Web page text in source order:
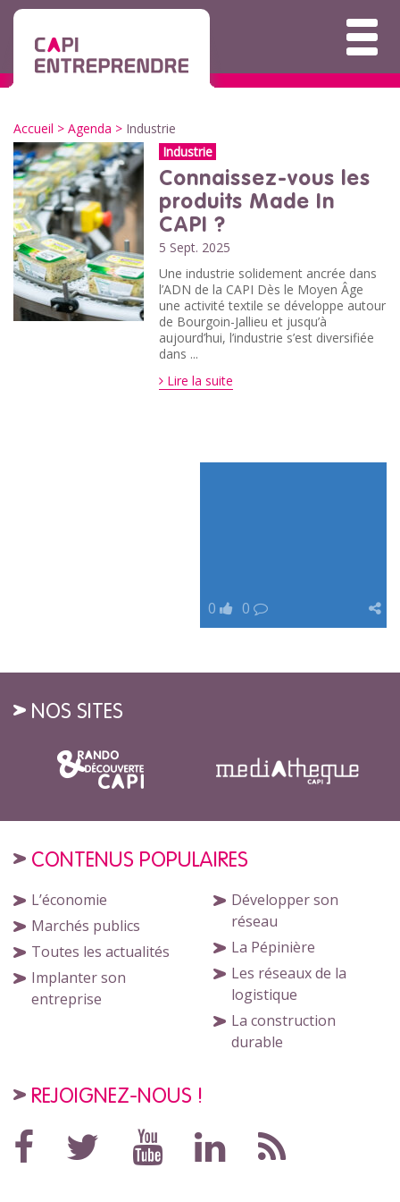
Accueil > Agenda > Industrie
Industrie
Connaissez-vous les
produits Made In
CAPI ?
5 Sept. 2025
Une industrie solidement ancrée dans
l’ADN de la CAPI Dès le Moyen Âge
une activité textile se développe autour
de Bourgoin-Jallieu et jusqu’à
aujourd’hui, l’industrie s’est diversifiée
dans ...
Lire la suite
0 0
NOS SITES
CONTENUS POPULAIRES
L’économie
Marchés publics
Toutes les actualités
Implanter son
entreprise
Développer son
réseau
La Pépinière
Les réseaux de la
logistique
La construction
durable
REJOIGNEZ-NOUS !